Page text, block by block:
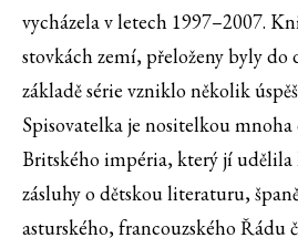
vycházela v letech 1997–2007.
stovkách zemí, přeloženy byly do
základě série vzniklo několik
Spisovatelka je nositelkou
Britského impéria, který jí udělila
zásluhy o dětskou literaturu,
asturského, francouzského Řádu